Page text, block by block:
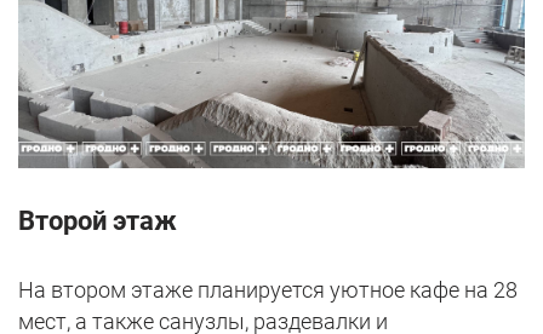
Второй этаж
На втором этаже планируется уютное кафе на 28
мест, а также санузлы, раздевалки и